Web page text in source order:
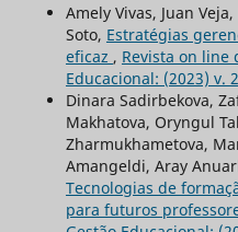
Amely Vivas, Juan
Soto, Estratégias
eficaz , Revista on line
Educacional: (2023) v.
Dinara Sadirbekova,
Мakhatova, Oryngul
Zharmukhametova,
Amangeldi, Aray
Tecnologias de
para futuros